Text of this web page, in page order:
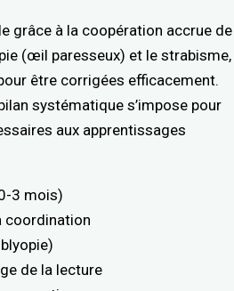
grâce à la coopération accrue de
(œil paresseux) et le strabisme,
être corrigées efficacement.
systématique s’impose pour
aux apprentissages
3 mois)
coordination
de la lecture